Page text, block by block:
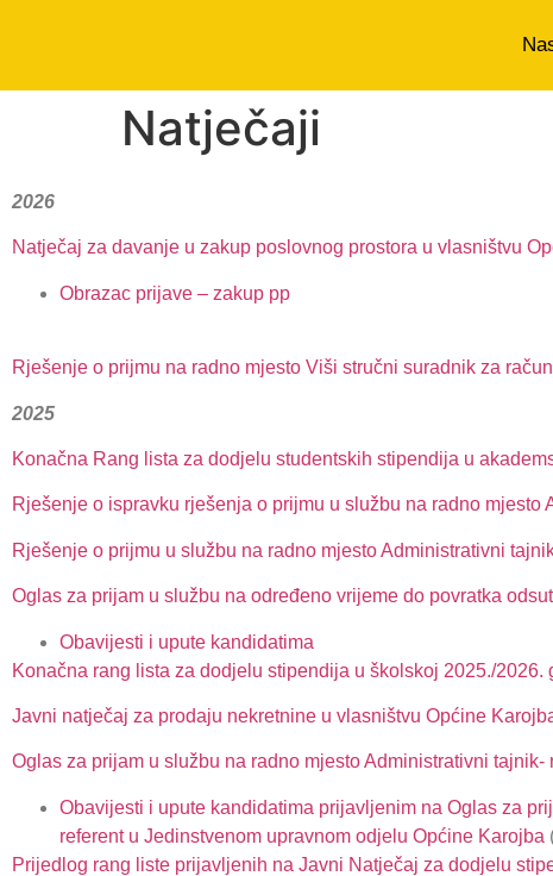
Natječaji
2026
Natječaj za davanje u zakup poslovnog prostora u vlasništvu
Obrazac prijave – zakup pp
Rješenje o prijmu na radno mjesto Viši stručni suradnik za
2025
Konačna Rang lista za dodjelu studentskih stipendija u
Rješenje o ispravku rješenja o prijmu u službu na radno
Rješenje o prijmu u službu na radno mjesto Administrativni
Oglas za prijam u službu na određeno vrijeme do povratka
Obavijesti i upute kandidatima
Konačna rang lista za dodjelu stipendija u školskoj 2025./2026.
Javni natječaj za prodaju nekretnine u vlasništvu Općine
Oglas za prijam u službu na radno mjesto Administrativni
Obavijesti i upute kandidatima prijavljenim na Oglas za
referent u Jedinstvenom upravnom odjelu Općine Karojba
Prijedlog rang liste prijavljenih na Javni Natječaj za dodjelu